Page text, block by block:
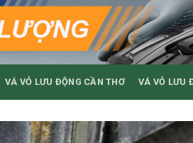
VÁ VỎ LƯU ĐỘNG CẦN THƠ VÁ VỎ LƯU